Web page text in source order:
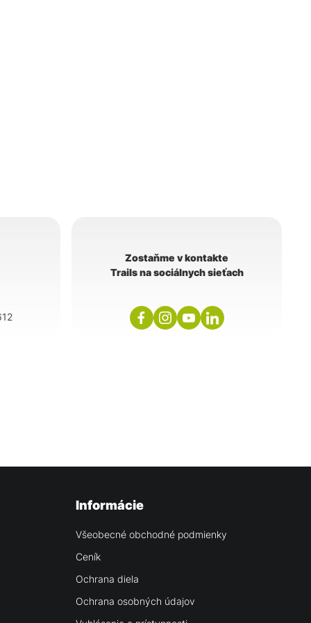
Zostaňme v kontakte
Trails na sociálnych sieťach
Informácie
Všeobecné obchodné podmienky
Ceník
Ochrana diela
Ochrana osobných údajov